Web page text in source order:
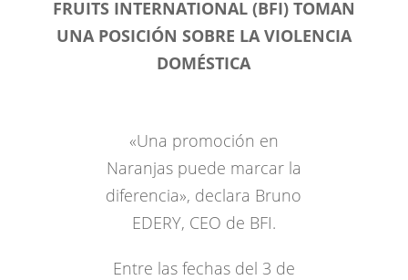
FRUITS INTERNATIONAL (BFI) TOMAN
UNA POSICIÓN SOBRE LA VIOLENCIA
DOMÉSTICA
«Una promoción en
Naranjas puede marcar la
diferencia», declara Bruno
EDERY, CEO de BFI.
Entre las fechas del 3 de